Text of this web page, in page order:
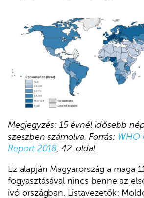
Megjegyzés: 15 évnél idősebb
szeszben számolva. Forrás: WHO
Report 2018, 42. oldal.
Ez alapján Magyarország a maga
fogyasztásával nincs benne az
ivó országban. Listavezetők: